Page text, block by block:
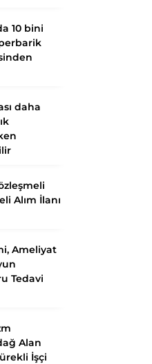
10 bini
daha
Alım İlanı
Ameliyat
Tedavi
Alan
İşçi